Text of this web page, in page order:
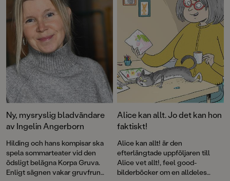
illustrationerna står Sandra
Fröjd.
Ny, mysryslig bladvändare
av Ingelin Angerborn
Hilding och hans kompisar ska
spela sommarteater vid den
ödsligt belägna Korpa Gruva.
Enligt sägnen vakar gruvfrun
Alice kan allt. Jo det kan hon
faktiskt!
Alice kan allt! är den
efterlängtade uppföljaren till
Alice vet allt!, feel good-
bilderböcker om en alldeles